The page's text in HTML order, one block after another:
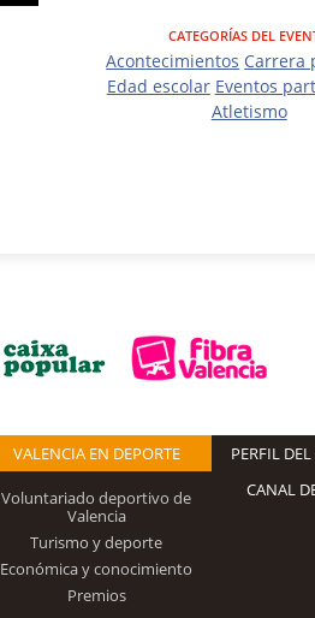
CATEGORÍAS DEL
Acontecimientos Carrera
Edad escolar Eventos
Atletismo
VALENCIA EN DEPORTE
Voluntariado deportivo de
Valencia
Turismo y deporte
Económica y conocimiento
Premios
PERFIL
CANAL